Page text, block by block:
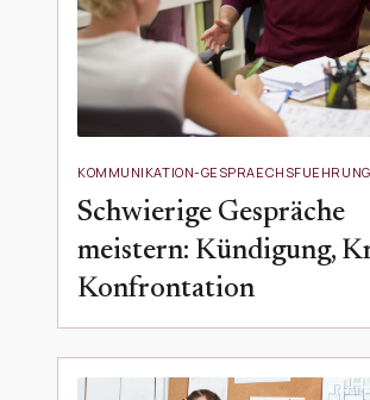
KOMMUNIKATION-GESPRAECHSFUEHRUNG
Schwierige Gespräche
meistern: Kündigung,
Konfrontation